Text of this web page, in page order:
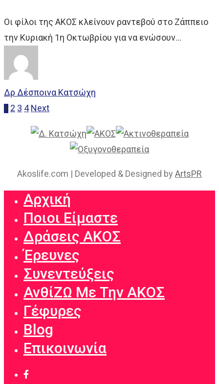
Οι φίλοι της ΑΚΟΣ κλείνουν ραντεβού στο Ζάππειο
την Κυριακή 1η Οκτωβρίου για να ενώσουν…
Δρ Δέσποινα Κατσώχη
1 2 3 4 Next
Akoslife.com | Developed & Designed by ArtsPR
Αρχική
Ποιοι Είμαστε
Δράσεις ΑΚΟΣ
Έρευνες
Συνεντεύξεις
ΑνθίΖΩ Με Την ΑΚΟΣ
Γέφυρες
Blog
Επικοινωνία